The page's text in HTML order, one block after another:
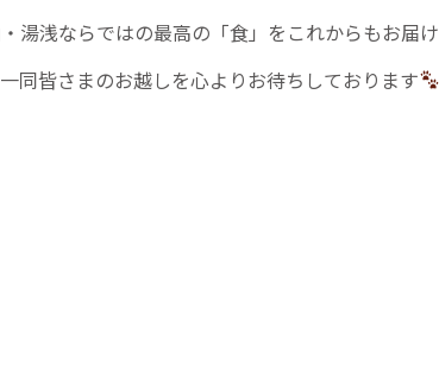
湯浅ならではの最高の「食」をこれからもお届
同皆さまのお越しを心よりお待ちしております